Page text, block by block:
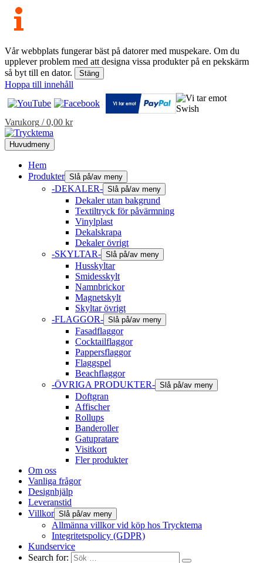
Vår webbplats fungerar bäst på datorer med muspekare. Om du
upplever problem med att designa vissa produkter på en pekskärm
så byt till en dator.
Stäng
Hoppa till innehåll
Varukorg /0,00 kr
Huvudmeny
Hem
Produkter Slå på/av meny
-DEKALER- Slå på/av meny
Dekaler utan bakgrund
Textiltryck för påvärmning
Vinylplast
Dekalskrapa
Dekaler övrigt
-SKYLTAR- Slå på/av meny
Husskyltar
Smidesskylt
Namnbrickor
Magnetskylt
Skyltar övrigt
-FLAGGOR- Slå på/av meny
Fasadflaggor
Cocktailflaggor
Pappersflaggor
Flaggspel
Beachflaggor
-ÖVRIGA PRODUKTER- Slå på/av meny
Doftgran
Affischer
Rollups
Banderoller
Gatupratare
Visitkort
Fler produkter
Om oss
Vanliga frågor
Designhjälp
Leveranstid
Villkor Slå på/av meny
Allmänna villkor vid köp hos Trycktema
Integritetspolicy (GDPR)
Kundservice
Search for: